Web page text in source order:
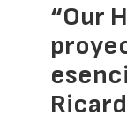
“Our